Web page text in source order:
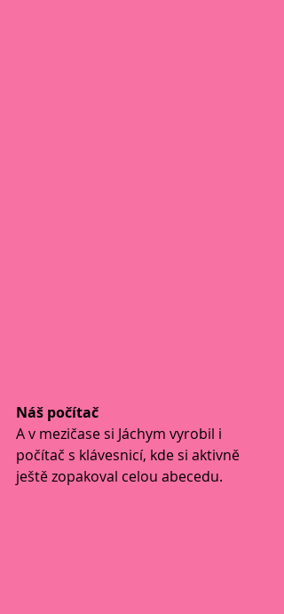
Náš počítač
A v mezičase si Jáchym vyrobil i
počítač s klávesnicí, kde si aktivně
ještě zopakoval celou abecedu.